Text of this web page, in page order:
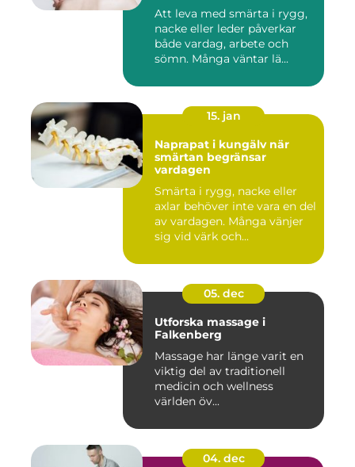
Att leva med smärta i rygg,
nacke eller leder påverkar
både vardag, arbete och
sömn. Många väntar lä...
15. jan
Naprapat i kungälv när
smärtan begränsar
vardagen
Smärta i rygg, nacke eller
axlar behöver inte vara en del
av vardagen. Många vänjer
sig vid värk och...
05. dec
Utforska massage i
Falkenberg
Massage har länge varit en
viktig del av traditionell
medicin och wellness
världen öv...
04. dec